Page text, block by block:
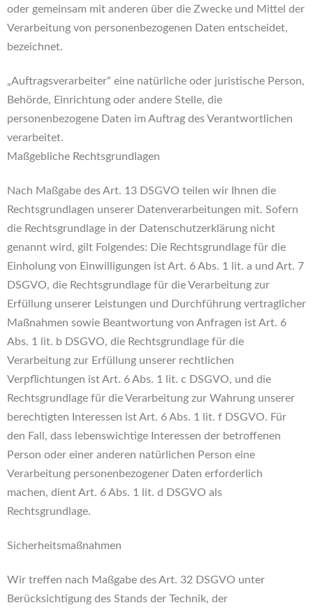
oder gemeinsam mit anderen über die Zwecke und Mittel der
Verarbeitung von personenbezogenen Daten entscheidet,
bezeichnet.
„Auftragsverarbeiter“ eine natürliche oder juristische Person,
Behörde, Einrichtung oder andere Stelle, die
personenbezogene Daten im Auftrag des Verantwortlichen
verarbeitet.
Maßgebliche Rechtsgrundlagen
Nach Maßgabe des Art. 13 DSGVO teilen wir Ihnen die
Rechtsgrundlagen unserer Datenverarbeitungen mit. Sofern
die Rechtsgrundlage in der Datenschutzerklärung nicht
genannt wird, gilt Folgendes: Die Rechtsgrundlage für die
Einholung von Einwilligungen ist Art. 6 Abs. 1 lit. a und Art. 7
DSGVO, die Rechtsgrundlage für die Verarbeitung zur
Erfüllung unserer Leistungen und Durchführung vertraglicher
Maßnahmen sowie Beantwortung von Anfragen ist Art. 6
Abs. 1 lit. b DSGVO, die Rechtsgrundlage für die
Verarbeitung zur Erfüllung unserer rechtlichen
Verpflichtungen ist Art. 6 Abs. 1 lit. c DSGVO, und die
Rechtsgrundlage für die Verarbeitung zur Wahrung unserer
berechtigten Interessen ist Art. 6 Abs. 1 lit. f DSGVO. Für
den Fall, dass lebenswichtige Interessen der betroffenen
Person oder einer anderen natürlichen Person eine
Verarbeitung personenbezogener Daten erforderlich
machen, dient Art. 6 Abs. 1 lit. d DSGVO als
Rechtsgrundlage.
Sicherheitsmaßnahmen
Wir treffen nach Maßgabe des Art. 32 DSGVO unter
Berücksichtigung des Stands der Technik, der